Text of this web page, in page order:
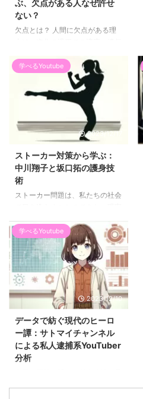
ぶ、欠点がある人なぜ許せ
ない？
欠点とは？ 人間に欠点がある理
影響によるものが挙げられます。
進化的適応: 人間の体や行動の多
くは、過去の環境に最適化された
結果として進化しました。例え
ば、私たちの体が特定の栄養素を
自ら生成できなくなったのは、そ
れが必要なかった環境で生活して
いたためです。また、直立二足歩
行に適応する過程で、膝や背骨に
負担がかかるようになりました​
(Science-Based Medicine)​。 遺
伝的制約: 進化は完璧なプロセス
学べるYoutube
2023/12/17
ストーカー対策から学ぶ：
中川翔子と坂口拓の護身技
術
ストーカー問題は、私たちの社会
対して、しつこく追いかけたり、
監視したりする行為のことを指
し、日本では、これらの行動は法
的に厳しく取り締まられていま
す。このような行為は、しばしば
一方的な愛情や失恋からくる怨恨
など、深い感情的な動機に根ざし
様な表れ方 ストーカー行為は多
岐にわたります。これには、対象
者を執拗に追跡する、待ち伏せを
行う、彼らの住む場所や働く場所
学べるYoutube
2023/12/10
データで紡ぐ現代のヒーロ
ー譚：サトマイチャンネル
による私人逮捕系YouTuber
分析